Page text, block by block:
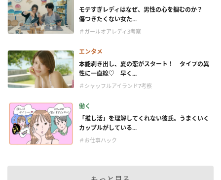
モテすぎレディはなぜ、男性の心を掴むのか？
傷つきたくない女た...
＃ガールオアレディ3考察
エンタメ
本能剥き出し、夏の恋がスタート！ タイプの異
性に一直線♡ 早く...
＃シャッフルアイランド7考察
働く
「推し活」を理解してくれない彼氏。うまくいく
カップルがしている...
＃お仕事ハック